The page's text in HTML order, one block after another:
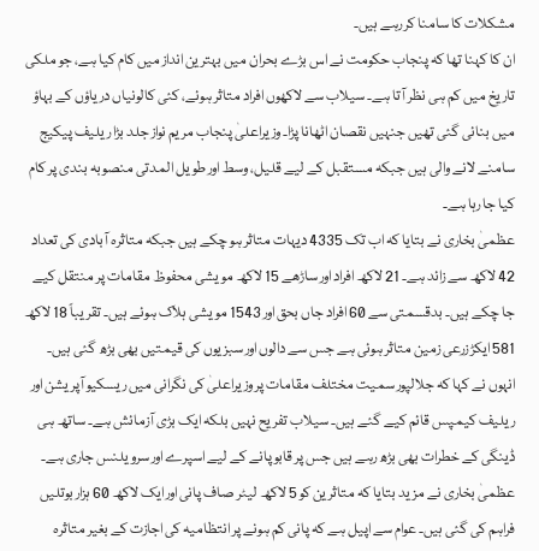
مشکلات کا سامنا کر رہے ہیں۔
ان کا کہنا تھا کہ پنجاب حکومت نے اس بڑے بحران میں بہترین انداز میں کام کیا ہے، جو ملکی
تاریخ میں کم ہی نظر آتا ہے۔ سیلاب سے لاکھوں افراد متاثر ہوئے، کئی کالونیاں دریاؤں کے بہاؤ
میں بنائی گئی تھیں جنہیں نقصان اٹھانا پڑا۔ وزیراعلیٰ پنجاب مریم نواز جلد بڑا ریلیف پیکیج
سامنے لانے والی ہیں جبکہ مستقبل کے لیے قلیل، وسط اور طویل المدتی منصوبہ بندی پر کام
کیا جا رہا ہے۔
عظمیٰ بخاری نے بتایا کہ اب تک 4335 دیہات متاثر ہو چکے ہیں جبکہ متاثرہ آبادی کی تعداد
42 لاکھ سے زائد ہے۔ 21 لاکھ افراد اور ساڑھے 15 لاکھ مویشی محفوظ مقامات پر منتقل کیے
جا چکے ہیں۔ بدقسمتی سے 60 افراد جاں بحق اور 1543 مویشی ہلاک ہوئے ہیں۔ تقریباً 18 لاکھ
581 ایکڑ زرعی زمین متاثر ہوئی ہے جس سے دالوں اور سبزیوں کی قیمتیں بھی بڑھ گئی ہیں۔
انہوں نے کہا کہ جلالپور سمیت مختلف مقامات پر وزیراعلیٰ کی نگرانی میں ریسکیو آپریشن اور
ریلیف کیمپس قائم کیے گئے ہیں۔ سیلاب تفریح نہیں بلکہ ایک بڑی آزمائش ہے۔ ساتھ ہی
ڈینگی کے خطرات بھی بڑھ رہے ہیں جس پر قابو پانے کے لیے اسپرے اور سرویلنس جاری ہے۔
عظمیٰ بخاری نے مزید بتایا کہ متاثرین کو 5 لاکھ لیٹر صاف پانی اور ایک لاکھ 60 ہزار بوتلیں
فراہم کی گئی ہیں۔ عوام سے اپیل ہے کہ پانی کم ہونے پر انتظامیہ کی اجازت کے بغیر متاثرہ